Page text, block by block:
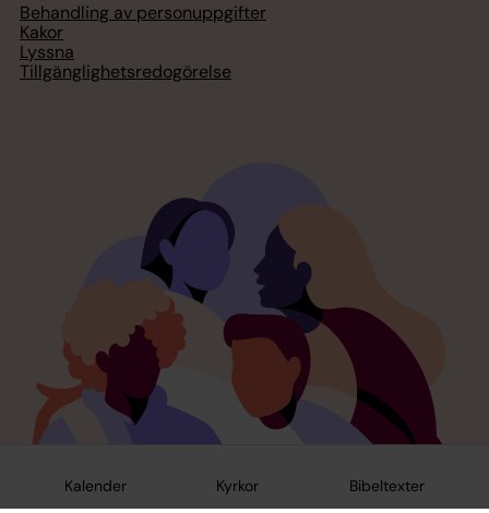
Kalender Kyrkor Bibeltexter
Behandling av personuppgifter
Kakor
Lyssna
Tillgänglighetsredogörelse